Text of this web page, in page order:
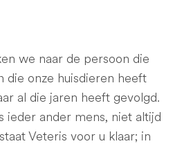
we naar de persoon die
die onze huisdieren heeft
al die jaren heeft gevolgd.
ieder ander mens, niet altijd
Veteris voor u klaar; in